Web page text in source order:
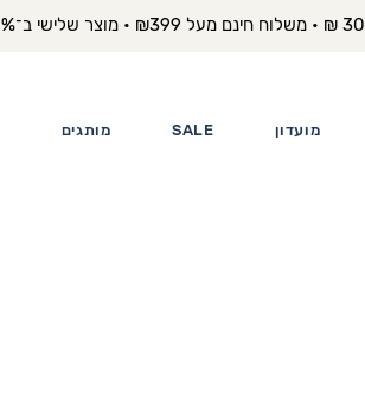
מותגים SALE מועדון